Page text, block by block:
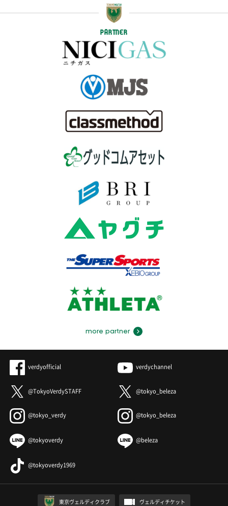
PARTNER
more partner
verdyofficial verdychannel
@TokyoVerdySTAFF @tokyo_beleza
@tokyo_verdy @tokyo_beleza
@tokyoverdy @beleza
@tokyoverdy1969
東京ヴェルディクラブ ヴェルディチケット